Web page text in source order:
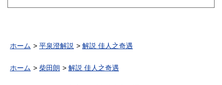
ホーム 平泉澄解説 解説 佳人之奇遇
ホーム 柴田朗 解説 佳人之奇遇